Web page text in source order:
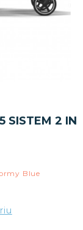
SISTEM 2 IN
Blue